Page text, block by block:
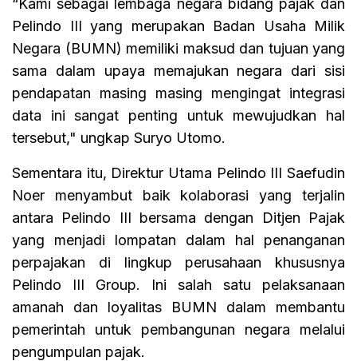
Pelindo III yang merupakan Badan Usaha Milik
Negara (BUMN) memiliki maksud dan tujuan yang
sama dalam upaya memajukan negara dari sisi
pendapatan masing masing mengingat integrasi
data ini sangat penting untuk mewujudkan hal
tersebut," ungkap Suryo Utomo.
Sementara itu, Direktur Utama Pelindo III Saefudin
Noer menyambut baik kolaborasi yang terjalin
antara Pelindo III bersama dengan Ditjen Pajak
yang menjadi lompatan dalam hal penanganan
perpajakan di lingkup perusahaan khususnya
Pelindo III Group. Ini salah satu pelaksanaan
amanah dan loyalitas BUMN dalam membantu
pemerintah untuk pembangunan negara melalui
pengumpulan pajak.